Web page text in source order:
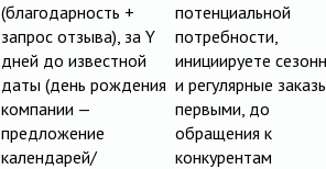
(благодарность +
запрос отзыва), за Y
дней до известной
даты (день рождения
компании —
предложение
календарей/
потенциальной
потребности,
инициируете
и регулярные
первыми, до
обращения к
конкурентам